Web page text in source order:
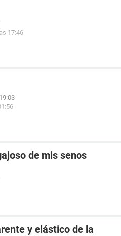
17:46
de mis senos
y elástico de la